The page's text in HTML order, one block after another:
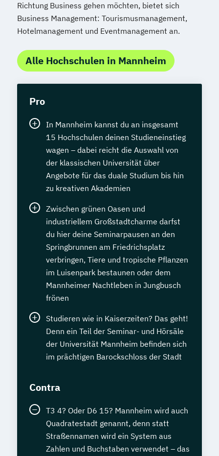
Richtung Business gehen möchten, bietet sich
Business Management: Tourismusmanagement,
Hotelmanagement und Eventmanagement an.
Alle Hochschulen in Mannheim
Pro
In Mannheim kannst du an insgesamt
15 Hochschulen deinen Studieneinstieg
wagen – dabei reicht die Auswahl von
der klassischen Universität über
Angebote für das duale Studium bis hin
zu kreativen Akademien
Zwischen grünen Oasen und
industriellem Großstadtcharme darfst
du hier deine Seminarpausen an den
Springbrunnen am Friedrichsplatz
verbringen, Tiere und tropische Pflanzen
im Luisenpark bestaunen oder dem
Mannheimer Nachtleben in Jungbusch
frönen
Studieren wie in Kaiserzeiten? Das geht!
Denn ein Teil der Seminar- und Hörsäle
der Universität Mannheim befinden sich
im prächtigen Barockschloss der Stadt
Contra
T3 4? Oder D6 15? Mannheim wird auch
Quadratestadt genannt, denn statt
Straßennamen wird ein System aus
Zahlen und Buchstaben verwendet – das